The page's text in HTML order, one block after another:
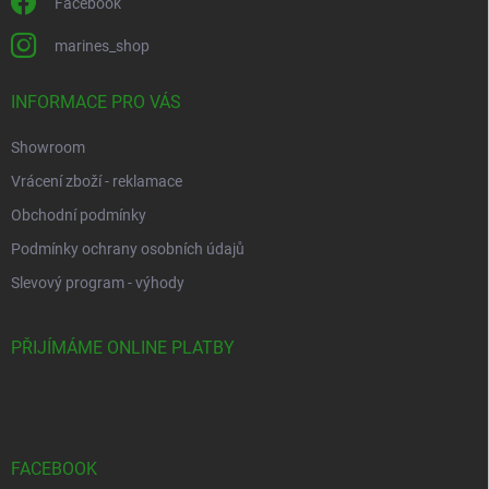
marines_shop
INFORMACE PRO VÁS
Showroom
Vrácení zboží - reklamace
Obchodní podmínky
Podmínky ochrany osobních údajů
Slevový program - výhody
PŘIJÍMÁME ONLINE PLATBY
FACEBOOK